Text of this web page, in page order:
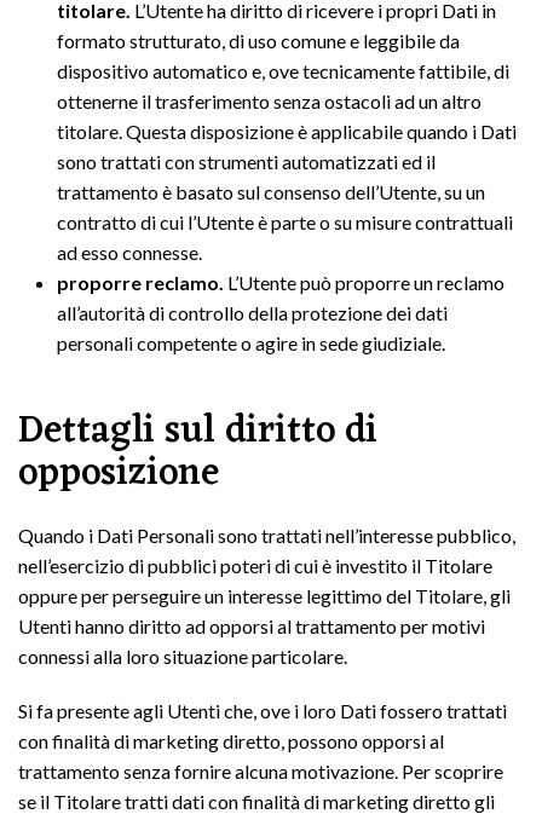
titolare. L’Utente ha diritto di ricevere i propri Dati in
formato strutturato, di uso comune e leggibile da
dispositivo automatico e, ove tecnicamente fattibile, di
ottenerne il trasferimento senza ostacoli ad un altro
titolare. Questa disposizione è applicabile quando i Dati
sono trattati con strumenti automatizzati ed il
trattamento è basato sul consenso dell’Utente, su un
contratto di cui l’Utente è parte o su misure contrattuali
ad esso connesse.
proporre reclamo. L’Utente può proporre un reclamo
all’autorità di controllo della protezione dei dati
personali competente o agire in sede giudiziale.
Dettagli sul diritto di
opposizione
Quando i Dati Personali sono trattati nell’interesse pubblico,
nell’esercizio di pubblici poteri di cui è investito il Titolare
oppure per perseguire un interesse legittimo del Titolare, gli
Utenti hanno diritto ad opporsi al trattamento per motivi
connessi alla loro situazione particolare.
Si fa presente agli Utenti che, ove i loro Dati fossero trattati
con finalità di marketing diretto, possono opporsi al
trattamento senza fornire alcuna motivazione. Per scoprire
se il Titolare tratti dati con finalità di marketing diretto gli